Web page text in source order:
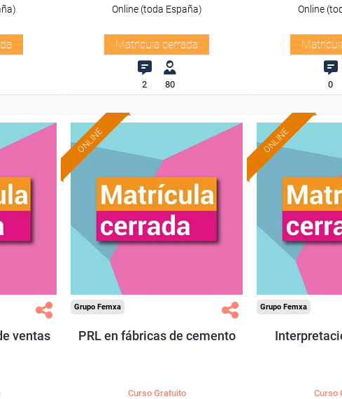
Online (toda España)
Matrícula cerrada
2 80
Online
0
ventas
ONLINE
Grupo Femxa
PRL en fábricas de cemento
Curso Gratuito
ONLINE
Grupo Femxa
Curso